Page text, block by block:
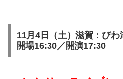
11月4日（土）滋賀：び
開場16:30／開演17:30